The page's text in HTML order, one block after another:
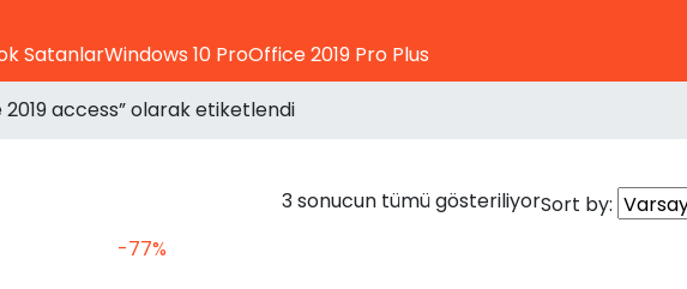
SatanlarWindows 10 ProOffice 2019 Pro Plus
access” olarak etiketlendi
3 sonucun tümü gösteriliyorSort by:
-77%